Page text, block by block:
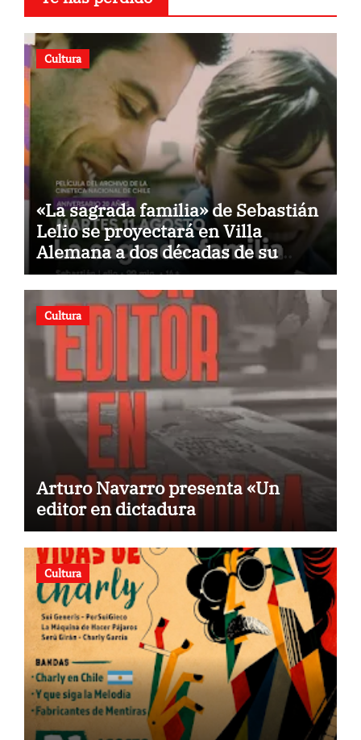
Cultura
«La sagrada familia» de Sebastián
Lelio se proyectará en Villa
Alemana a dos décadas de su
estreno
Cultura
Arturo Navarro presenta «Un
editor en dictadura
Cultura